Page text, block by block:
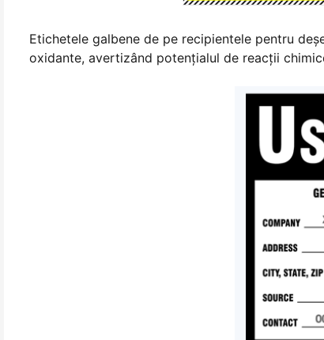
Etichetele galbene de pe recipientele pentru
oxidante, avertizând potențialul de reacții